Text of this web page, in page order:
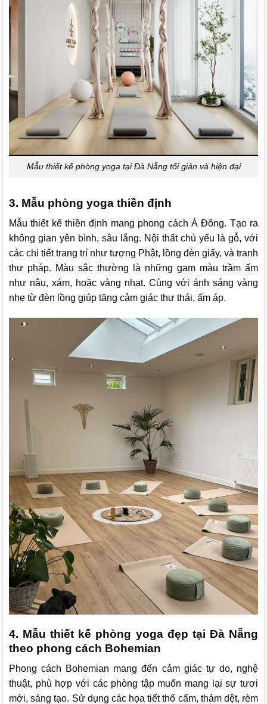
Mẫu thiết kế phòng yoga tại Đà Nẵng tối giản và hiện đại
3. Mẫu phòng yoga thiền định
Mẫu thiết kế thiền định mang phong cách Á Đông. Tạo ra
không gian yên bình, sâu lắng. Nội thất chủ yếu là gỗ, với
các chi tiết trang trí như tượng Phật, lồng đèn giấy, và tranh
thư pháp. Màu sắc thường là những gam màu trầm ấm
như nâu, xám, hoặc vàng nhạt. Cùng với ánh sáng vàng
nhẹ từ đèn lồng giúp tăng cảm giác thư thái, ấm áp.
4. Mẫu thiết kế phòng yoga đẹp tại Đà Nẵng
theo phong cách Bohemian
Phong cách Bohemian mang đến cảm giác tự do, nghệ
thuật, phù hợp với các phòng tập muốn mang lại sự tươi
mới, sáng tạo. Sử dụng các họa tiết thổ cẩm, thảm dệt, rèm